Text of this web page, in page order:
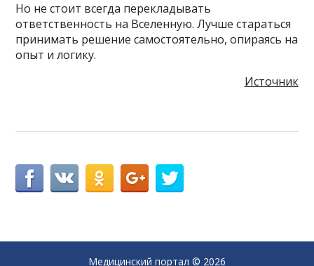
Но не стоит всегда перекладывать
ответственность на Вселенную. Лучше стараться
принимать решение самостоятельно, опираясь на
опыт и логику.
Источник
Медицинский портал © 2026